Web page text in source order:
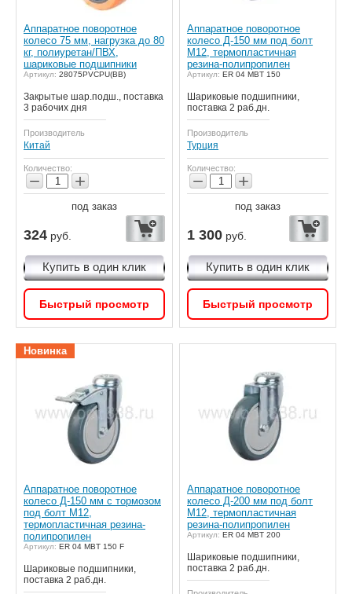
Аппаратное поворотное
колесо 75 мм, нагрузка до 80
кг, полиуретан/ПВХ,
шариковые подшипники
Артикул: 28075PVCPU(BB)
Закрытые шар.подш., поставка
3 рабочих дня
Производитель
Китай
Количество:
− +
под заказ
324 руб.
Купить в один клик
Быстрый просмотр
Аппаратное поворотное
колесо Д-150 мм под болт
М12, термопластичная
резина-полипропилен
Артикул: ER 04 MBT 150
Шариковые подшипники,
поставка 2 раб.дн.
Производитель
Турция
Количество:
− +
под заказ
1 300 руб.
Купить в один клик
Быстрый просмотр
Новинка
Аппаратное поворотное
колесо Д-150 мм с тормозом
под болт М12,
термопластичная резина-
полипропилен
Артикул: ER 04 MBT 150 F
Шариковые подшипники,
поставка 2 раб.дн.
Аппаратное поворотное
колесо Д-200 мм под болт
М12, термопластичная
резина-полипропилен
Артикул: ER 04 MBT 200
Шариковые подшипники,
поставка 2 раб.дн.